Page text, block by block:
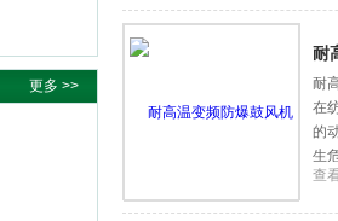
更多 >>
耐
耐
在
的
生
查